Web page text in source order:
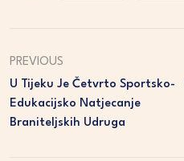
PREVIOUS
U Tijeku Je Četvrto Sportsko-
Edukacijsko Natjecanje
Braniteljskih Udruga